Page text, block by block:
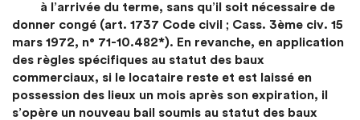
à l’arrivée du terme, sans qu’il soit nécessaire de
donner congé (art. 1737 Code civil ; Cass. 3ème civ. 15
mars 1972, n° 71-10.482*). En revanche, en application
des règles spécifiques au statut des baux
commerciaux, si le locataire reste et est laissé en
possession des lieux un mois après son expiration, il
s’opère un nouveau bail soumis au statut des baux